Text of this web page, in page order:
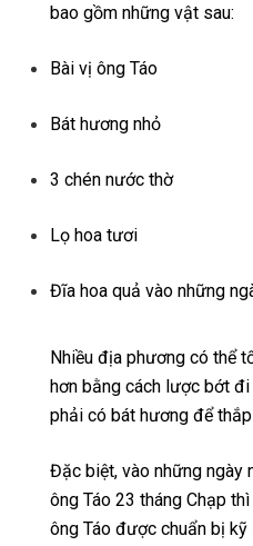
bao gồm những vật sau:
Bài vị ông Táo
Bát hương nhỏ
3 chén nước thờ
Lọ hoa tươi
Đĩa hoa quả vào những
Nhiều địa phương có thể
hơn bằng cách lược bớt
phải có bát hương để thắp
Đặc biệt, vào những ngày
ông Táo 23 tháng Chạp
ông Táo được chuẩn bị kỹ